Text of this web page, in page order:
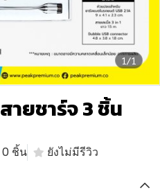
1/1
ายชาร์จ 3 ชิ้น
0 ชิ้น
ยังไม่มีรีวิว